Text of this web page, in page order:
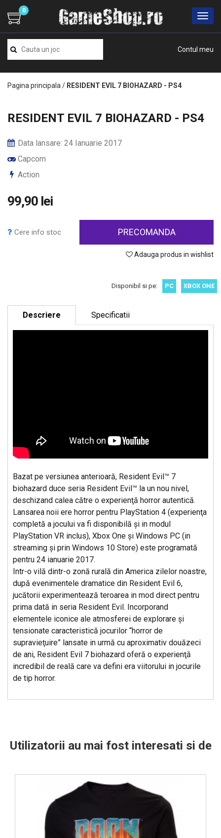
Contul meu
0
Pagina principala / RESIDENT EVIL 7 BIOHAZARD - PS4
RESIDENT EVIL 7 BIOHAZARD - PS4
Data lansare: 24 Ianuarie 2017
Capcom
Action
99,90 lei
Cere info stoc PRECOMANDA
Adauga produs in wishlist
Disponibil si pe: PC XBOX ONE
Descriere Specificatii
Bazat pe versiunea anterioară, Resident Evil™ 7
biohazard duce seria Resident Evil™ la un nou nivel,
deschizand calea către o experienţă horror autentică.
Lansarea noii ere horror pentru PlayStation 4 (experienţa
completă a jocului va fi disponibilă şi in modul
PlayStation VR inclus), Xbox One şi Windows PC (in
streaming şi prin Windows 10 Store) este programată
pentru 24 ianuarie 2017.
Intr-o vilă dintr-o zonă rurală din America zilelor noastre,
după evenimentele dramatice din Resident Evil 6,
jucătorii experimentează teroarea in mod direct pentru
prima dată in seria Resident Evil. Incorporand
elementele iconice ale atmosferei de explorare şi
tensionate caracteristică jocurilor “horror de
supravieţuire” lansate in urmă cu aproximativ douăzeci
de ani, Resident Evil 7 biohazard oferă o experienţă
incredibil de reală care va defini era viitorului in jocurile
de tip horror.
Utilizatorii au mai fost interesati si de